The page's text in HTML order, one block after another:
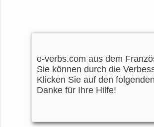
e-verbs.com aus dem
Sie können durch die
Klicken Sie auf den
Danke für Ihre Hilfe!